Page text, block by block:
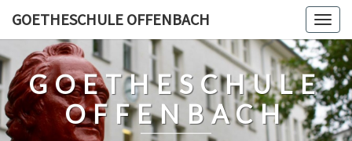
content
GOETHESCHULE OFFENBACH
GOETHESCHULE
OFFENBACH